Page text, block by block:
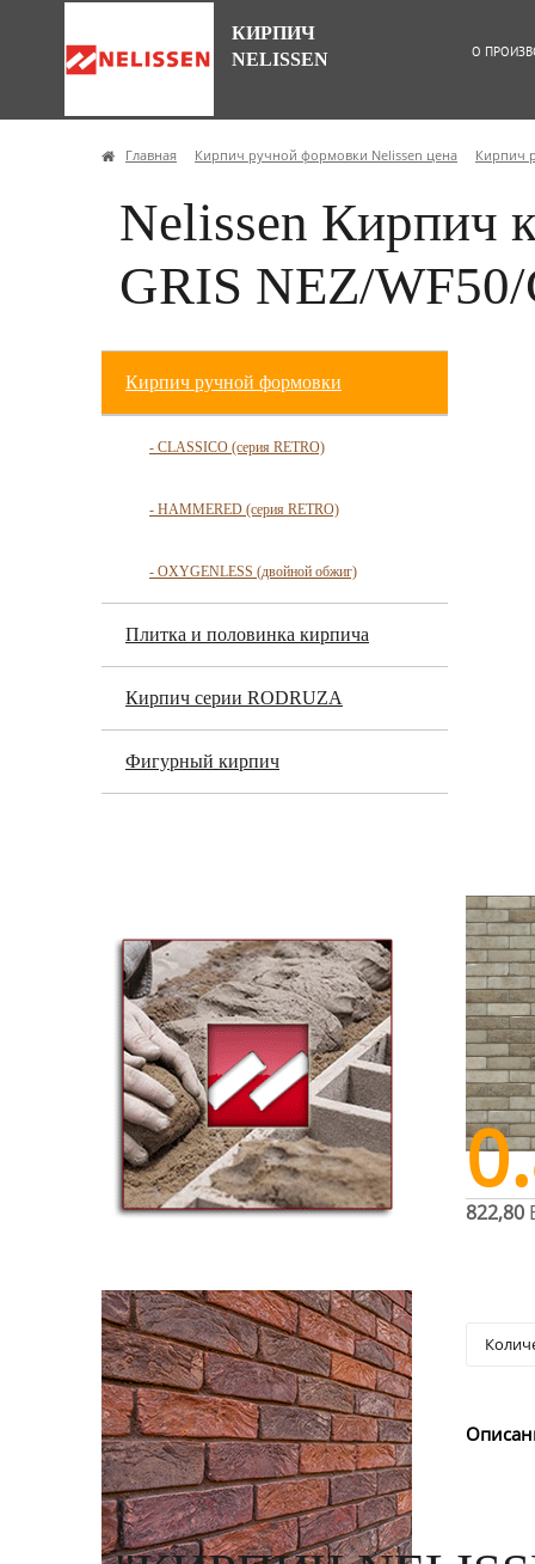
КИРПИЧ
NELISSEN
О
Главная Кирпич ручной формовки Nelissen цена Кирпич
Nelissen Кирпич
GRIS NEZ/
Кирпич ручной формовки
- CLASSICO (серия RETRO)
- HAMMERED (серия RETRO)
- OXYGENLESS (двойной обжиг)
Плитка и половинка кирпича
Кирпич серии RODRUZA
Фигурный кирпич
822,80